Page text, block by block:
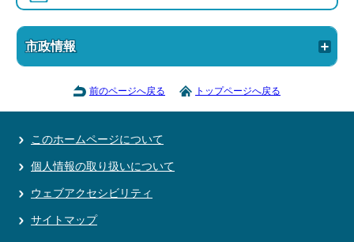
市政情報
前のページへ戻る トップページへ戻る
このホームページについて
個人情報の取り扱いについて
ウェブアクセシビリティ
サイトマップ